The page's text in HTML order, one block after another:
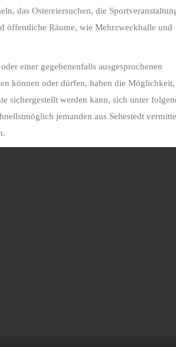
das Ostereiersuchen, die
öffentliche Räume, wie Mehrzweckhalle und
einer gegebenenfalls ausgesprochenen
können oder dürfen, haben die Möglichkeit,
sichergestellt werden kann, sich unter
jemanden aus Sehestedt